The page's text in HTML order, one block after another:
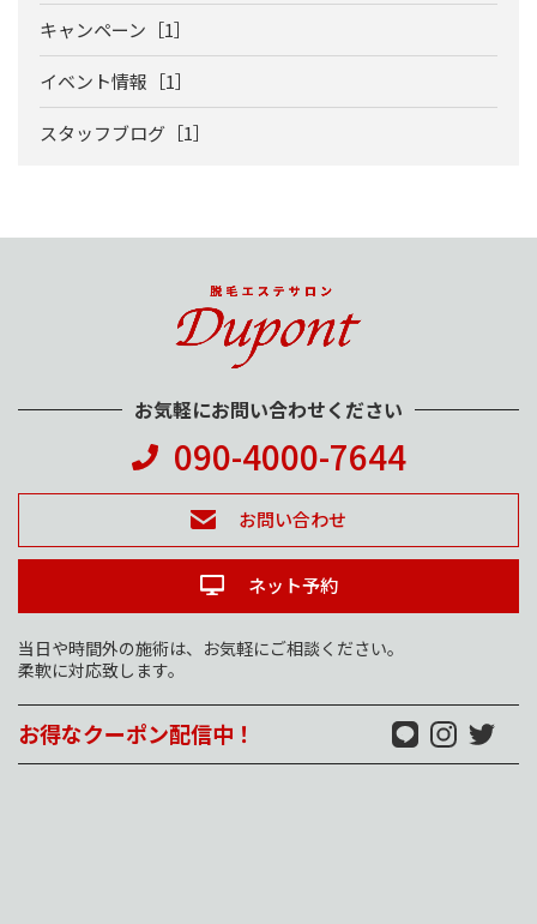
キャンペーン［1］
イベント情報［1］
スタッフブログ［1］
お気軽にお問い合わせください
090-4000-7644
お問い合わせ
ネット予約
当日や時間外の施術は、お気軽にご相談ください。
柔軟に対応致します。
お得なクーポン配信中！